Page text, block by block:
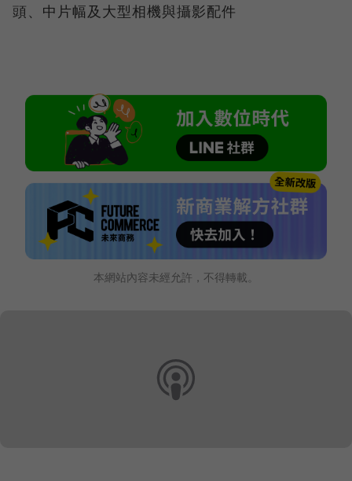
頭、中片幅及大型相機與攝影配件
本網站內容未經允許，不得轉載。